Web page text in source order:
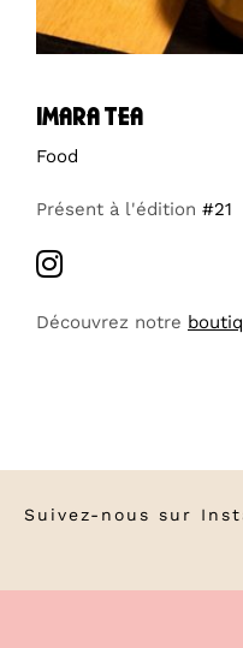
imara tea
Food
Présent à l'édition #21
Découvrez notre
Suivez-nous sur